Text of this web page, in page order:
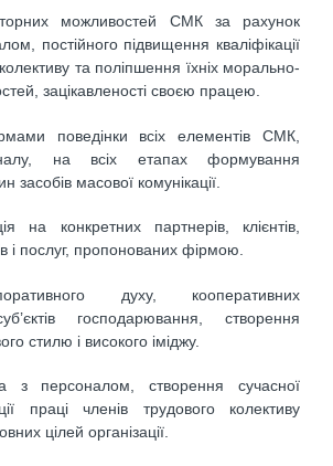
можливостей СМК за рахунок
постійного підвищення кваліфікації
та поліпшення їхніх морально-
зацікавленості своєю працею.
поведінки всіх елементів СМК,
на всіх етапах формування
засобів масової комунікації.
на конкретних партнерів, клієнтів,
і послуг, пропонованих фірмою.
духу, кооперативних
господарювання, створення
стилю і високого іміджу.
з персоналом, створення сучасної
праці членів трудового колективу
цілей організації.